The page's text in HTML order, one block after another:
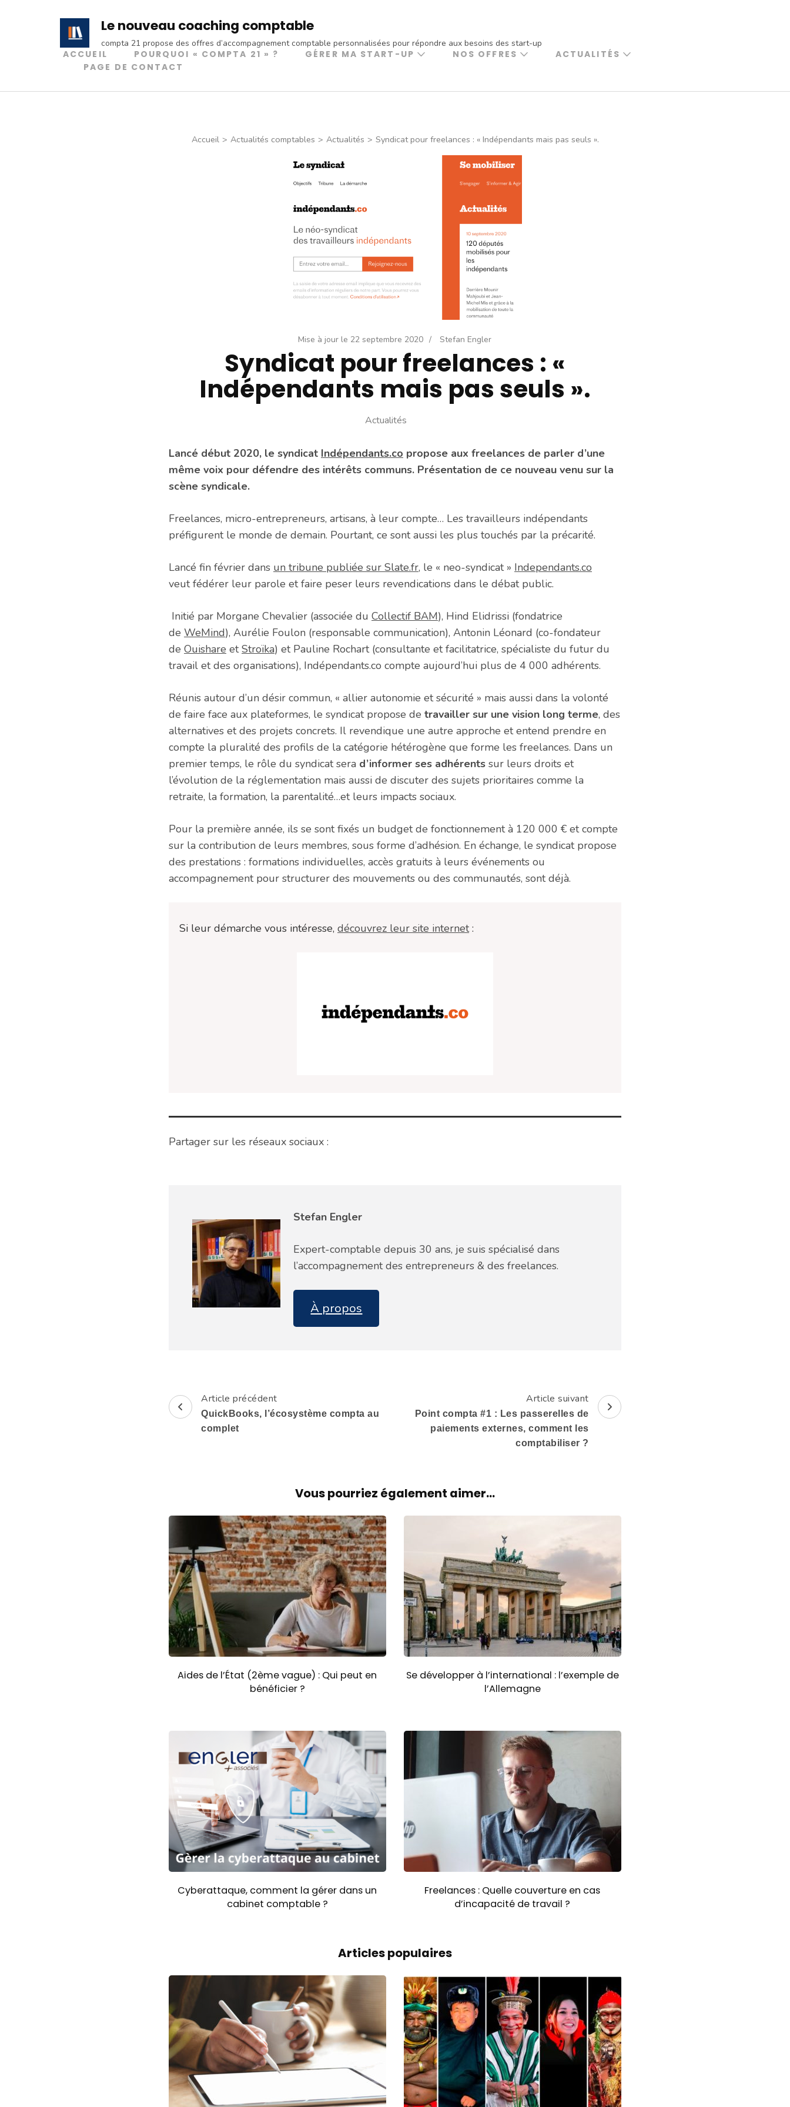
Le nouveau coaching comptable
compta 21 propose des offres d’accompagnement comptable personnalisées pour répondre aux besoins des start-up
ACCUEIL POURQUOI « COMPTA 21 » ? GÉRER MA START-UP NOS OFFRES
ACTUALITÉS
PAGE DE CONTACT
Accueil > Actualités comptables > Actualités > Syndicat pour freelances : « Indépendants mais pas seuls ».
Mise à jour le 22 septembre 2020 / Stefan Engler
Syndicat pour freelances : «
Indépendants mais pas seuls ».
Actualités
Lancé début 2020, le syndicat Indépendants.co propose aux freelances de parler d’une
même voix pour défendre des intérêts communs. Présentation de ce nouveau venu sur la
scène syndicale.
Freelances, micro-entrepreneurs, artisans, à leur compte… Les travailleurs indépendants
préfigurent le monde de demain. Pourtant, ce sont aussi les plus touchés par la précarité.
Lancé fin février dans un tribune publiée sur Slate.fr, le « neo-syndicat » Independants.co
veut fédérer leur parole et faire peser leurs revendications dans le débat public.
Initié par Morgane Chevalier (associée du Collectif BAM), Hind Elidrissi (fondatrice
de WeMind), Aurélie Foulon (responsable communication), Antonin Léonard (co-fondateur
de Ouishare etStroïka) et Pauline Rochart (consultante et facilitatrice, spécialiste du futur du
travail et des organisations), Indépendants.co compte aujourd’hui plus de 4 000 adhérents.
Réunis autour d’un désir commun, « allier autonomie et sécurité » mais aussi dans la volonté
de faire face aux plateformes, le syndicat propose de travailler sur une vision long terme, des
alternatives et des projets concrets. Il revendique une autre approche et entend prendre en
compte la pluralité des profils de la catégorie hétérogène que forme les freelances. Dans un
premier temps, le rôle du syndicat sera d’informer ses adhérents sur leurs droits et
l’évolution de la réglementation mais aussi de discuter des sujets prioritaires comme la
retraite, la formation, la parentalité…et leurs impacts sociaux.
Pour la première année, ils se sont fixés un budget de fonctionnement à 120 000 € et compte
sur la contribution de leurs membres, sous forme d’adhésion. En échange, le syndicat propose
des prestations : formations individuelles, accès gratuits à leurs événements ou
accompagnement pour structurer des mouvements ou des communautés, sont déjà.
Si leur démarche vous intéresse, découvrez leur site internet:
Partager sur les réseaux sociaux :
Stefan Engler
Expert-comptable depuis 30 ans, je suis spécialisé dans
l’accompagnement des entrepreneurs & des freelances.
À propos
Navigation
d'article
Article précédent
QuickBooks, l’écosystème compta au
complet
Article suivant
Point compta #1 : Les passerelles de
paiements externes, comment les
comptabiliser ?
Vous pourriez également aimer...
Aides de l’État (2ème vague) : Qui peut en
bénéficier ?
Se développer à l’international : l’exemple de
l’Allemagne
Cyberattaque, comment la gérer dans un
cabinet comptable ?
Freelances : Quelle couverture en cas
d’incapacité de travail ?
Articles populaires